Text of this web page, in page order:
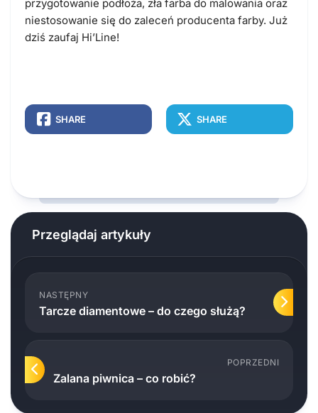
przygotowanie podłoża, zła farba do malowania oraz
niestosowanie się do zaleceń producenta farby. Już
dziś zaufaj Hi’Line!
SHARE SHARE
Przeglądaj artykuły
NASTĘPNY
Tarcze diamentowe – do czego służą?
POPRZEDNI
Zalana piwnica – co robić?